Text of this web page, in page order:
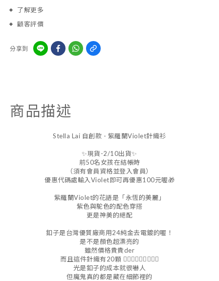
了解更多
顧客評價
分享到
商品描述
Stella Lai 自創款 - 紫羅蘭Violet針織衫
✨現貨-2/10出貨✨
前50名女孩在結帳時
（須有會員資格並登入會員）
優惠代碼處輸入Violet即可再優惠100元喔🎁
紫羅蘭Violet的花語是「永恆的美麗」
紫色與駝色的配色穿搭
更是神美的絕配
釦子是台灣優質廠商用24純金去電鍍的喔！
是不是顏色超漂亮的
雖然價格貴貴der
而且這件針織有20顆 🤦🏼‍♀️🤦🏼‍♀️🤦🏼‍♀️
光是釦子的成本就很嚇人
但魔鬼真的都是藏在細節裡的